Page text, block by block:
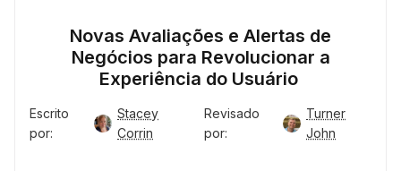
Novas Avaliações e Alertas de
Negócios para Revolucionar a
Experiência do Usuário
Escrito
por:
Stacey
Corrin
Revisado
por:
Turner
John